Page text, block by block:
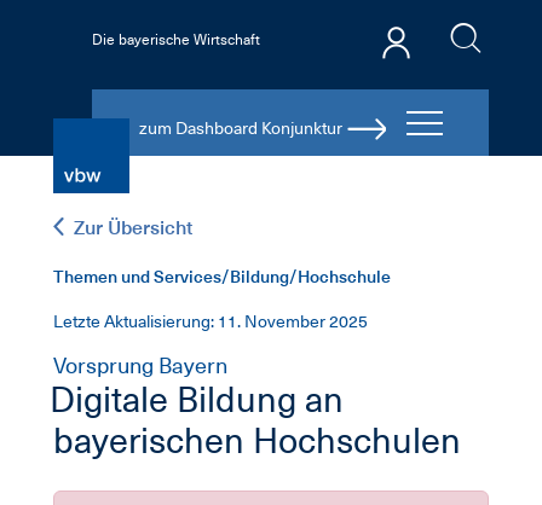
Die bayerische Wirtschaft
zum Dashboard Konjunktur
Zur Übersicht
Themen und Services/Bildung/Hochschule
Letzte Aktualisierung: 11. November 2025
Vorsprung Bayern
Digitale Bildung an
bayerischen Hochschulen